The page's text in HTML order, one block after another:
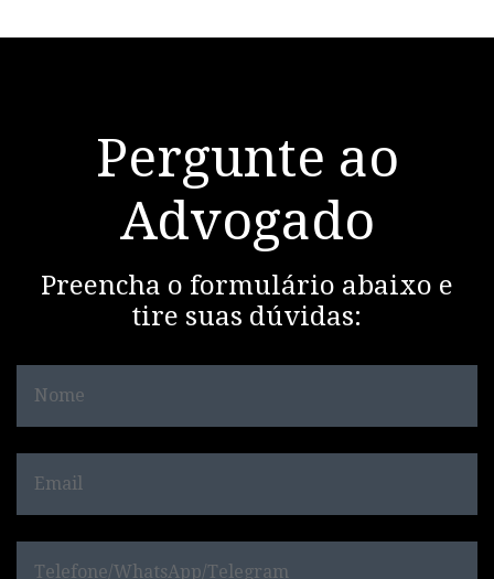
Pergunte ao
Advogado
Preencha o formulário abaixo e
tire suas dúvidas: